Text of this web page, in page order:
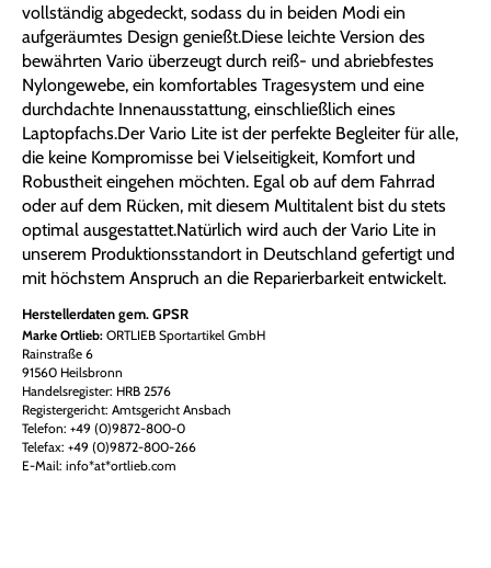
vollständig abgedeckt, sodass du in beiden Modi ein
aufgeräumtes Design genießt.Diese leichte Version des
bewährten Vario überzeugt durch reiß- und abriebfestes
Nylongewebe, ein komfortables Tragesystem und eine
durchdachte Innenausstattung, einschließlich eines
Laptopfachs.Der Vario Lite ist der perfekte Begleiter für alle,
die keine Kompromisse bei Vielseitigkeit, Komfort und
Robustheit eingehen möchten. Egal ob auf dem Fahrrad
oder auf dem Rücken, mit diesem Multitalent bist du stets
optimal ausgestattet.Natürlich wird auch der Vario Lite in
unserem Produktionsstandort in Deutschland gefertigt und
mit höchstem Anspruch an die Reparierbarkeit entwickelt.
Herstellerdaten gem. GPSR
Marke Ortlieb: ORTLIEB Sportartikel GmbH
Rainstraße 6
91560 Heilsbronn
Handelsregister: HRB 2576
Registergericht: Amtsgericht Ansbach
Telefon: +49 (0)9872-800-0
Telefax: +49 (0)9872-800-266
E-Mail: info*at*ortlieb.com